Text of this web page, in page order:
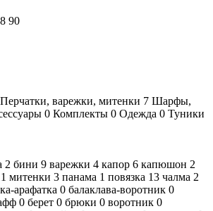
90
Перчатки, варежки, митенки 7 Шарфы,
0 Комплекты 0 Одежда 0 Туники
2 бини 9 варежки 4 капор 6 капюшон 2
1 митенки 3 панама 1 повязка 13 чалма 2
арафатка 0 балаклава-воротник 0
0 берет 0 брюки 0 воротник 0